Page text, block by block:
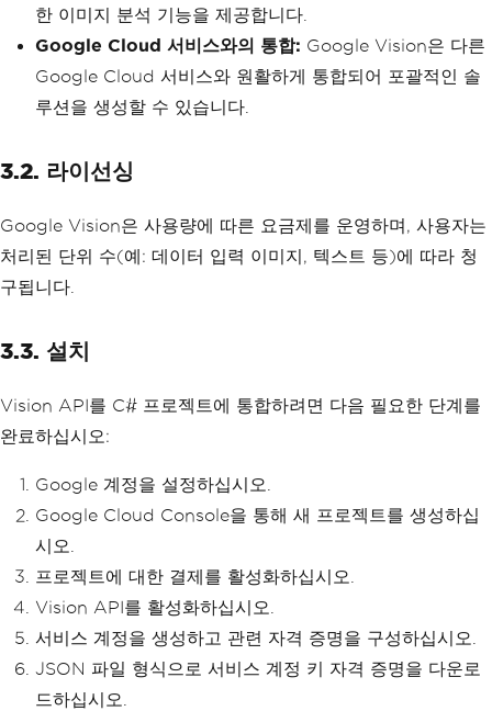
한 이미지 분석 기능을 제공합니다.
Google Cloud 서비스와의 통합: Google Vision은 다른
Google Cloud 서비스와 원활하게 통합되어 포괄적인 솔
루션을 생성할 수 있습니다.
3.2. 라이선싱
Google Vision은 사용량에 따른 요금제를 운영하며, 사용자는
처리된 단위 수(예: 데이터 입력 이미지, 텍스트 등)에 따라 청
구됩니다.
3.3. 설치
Vision API를 C# 프로젝트에 통합하려면 다음 필요한 단계를
완료하십시오:
Google 계정을 설정하십시오.
Google Cloud Console을 통해 새 프로젝트를 생성하십
시오.
프로젝트에 대한 결제를 활성화하십시오.
Vision API를 활성화하십시오.
서비스 계정을 생성하고 관련 자격 증명을 구성하십시오.
JSON 파일 형식으로 서비스 계정 키 자격 증명을 다운로
드하십시오.